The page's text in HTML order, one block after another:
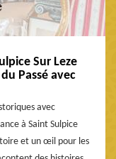
Sur Leze
Passé avec
avec
à Saint Sulpice
et un œil pour les